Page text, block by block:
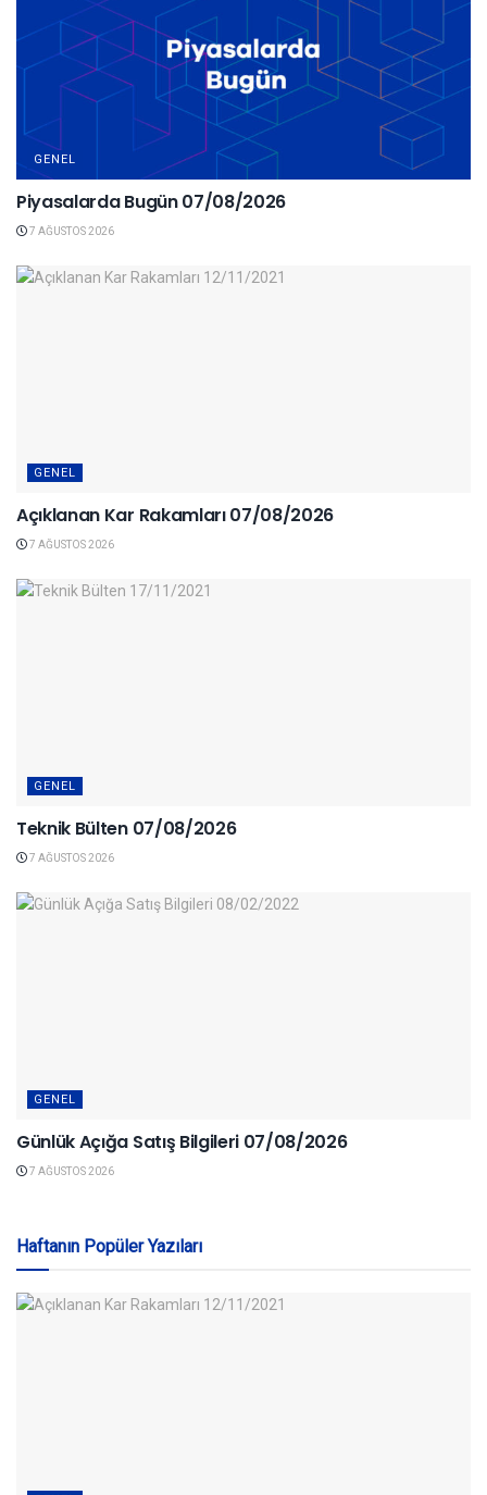
GENEL
Piyasalarda Bugün 07/08/2026
7 AĞUSTOS 2026
GENEL
Açıklanan Kar Rakamları 07/08/2026
7 AĞUSTOS 2026
GENEL
Teknik Bülten 07/08/2026
7 AĞUSTOS 2026
GENEL
Günlük Açığa Satış Bilgileri 07/08/2026
7 AĞUSTOS 2026
Haftanın Popüler Yazıları